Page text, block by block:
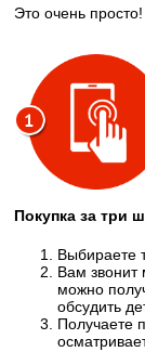
Это очень
Покупка за три
Выбираете
Вам звонит
можно
обсудить
Получаете